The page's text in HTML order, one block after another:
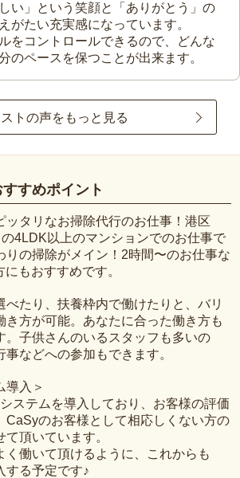
い」という笑顔と「ありがとう」の
がたい充実感になっています。
をコントロールできるので、どんな
のペースを保つことが出来ます。
トの声をもっと見る
すめポイント
ッタリなお掃除代行のお仕事！港区
の4LDK以上のマンションでのお仕事で
りの掃除がメイン！2時間〜のお仕事な
もおすすめです。
べたり、扶養枠内で働けたりと、バリ
き方が可能。あなたに合った働き方も
。子供さんのいるスタッフも多いの
などへの参加もできます。
導入＞
ステムを導入しており、お客様の評価
CaSyのお客様として相応しくない方の
頂いています。
く働いて頂けるように、これからも
する予定です♪